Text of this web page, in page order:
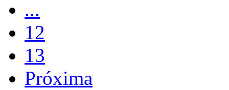
...
12
13
Próxima